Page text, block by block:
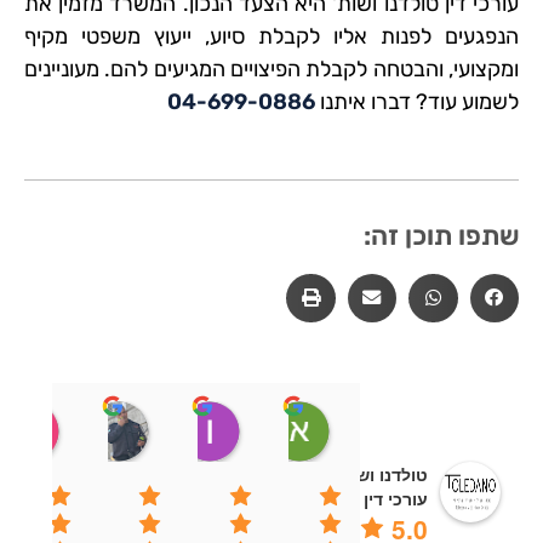
הנפגעים לפנות אליו לקבלת סיוע, ייעוץ משפטי מקיף
ומקצועי, והבטחה לקבלת הפיצויים המגיעים להם. מעוניינים
לשמוע עוד? דברו איתנו 04-699-0886
שתפו תוכן זה:
טולדנו ושות' - משרד
עורכי דין
5.0
ארקדי זכרובIlan Harel מהראן חסון
08:01 07 Dec 22